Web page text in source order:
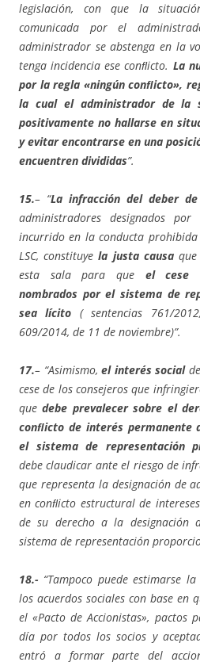
legislación, con que la
comunicada por el
administrador se abstenga en la
tenga incidencia ese conﬂicto. La
por la regla «ningún conﬂicto»,
la cual el administrador de la
positivamente no hallarse en
y evitar encontrarse en una
encuentren divididas”.
15.– “La infracción del deber
administradores designados
incurrido en la conducta
LSC, constituyela justa causaque
esta sala para que el cese
nombrados por el sistema de
sea lícito ( sentencias 761/
609/2014, de 11 de noviembre)”.
17.– “Asimismo,el interés social
cese de los consejeros que
quedebe prevalecer sobre el
conﬂicto de interés permanente
el sistema de representación
debe claudicar ante el riesgo de
que representa la designación de
en conﬂicto estructural de
de su derecho a la designación
sistema de representación
18.- “Tampoco puede estimarse
los acuerdos sociales con base en
el «Pacto de Accionistas», pactos
día por todos los socios y
entró a formar parte del